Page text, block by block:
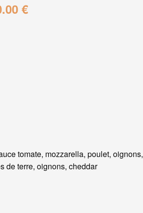
€
tomate, mozzarella, poulet, oignons,
de terre, oignons, cheddar